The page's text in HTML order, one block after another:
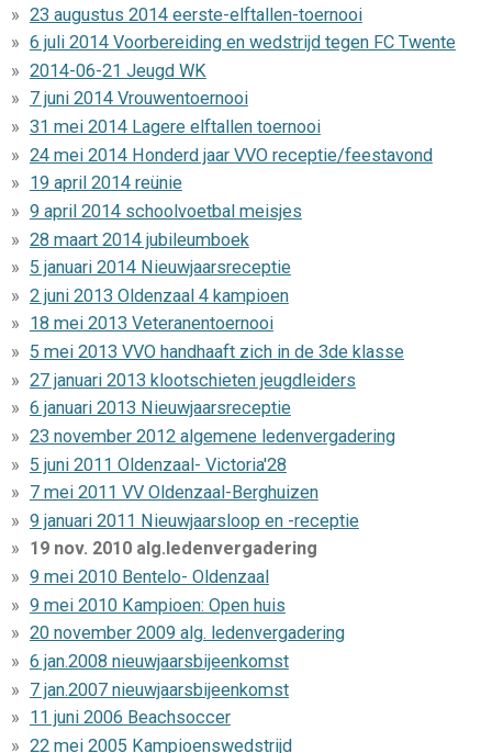
23 augustus 2014 eerste-elftallen-toernooi
6 juli 2014 Voorbereiding en wedstrijd tegen FC Twente
2014-06-21 Jeugd WK
7 juni 2014 Vrouwentoernooi
31 mei 2014 Lagere elftallen toernooi
24 mei 2014 Honderd jaar VVO receptie/feestavond
19 april 2014 reünie
9 april 2014 schoolvoetbal meisjes
28 maart 2014 jubileumboek
5 januari 2014 Nieuwjaarsreceptie
2 juni 2013 Oldenzaal 4 kampioen
18 mei 2013 Veteranentoernooi
5 mei 2013 VVO handhaaft zich in de 3de klasse
27 januari 2013 klootschieten jeugdleiders
6 januari 2013 Nieuwjaarsreceptie
23 november 2012 algemene ledenvergadering
5 juni 2011 Oldenzaal- Victoria'28
7 mei 2011 VV Oldenzaal-Berghuizen
9 januari 2011 Nieuwjaarsloop en -receptie
19 nov. 2010 alg.ledenvergadering
9 mei 2010 Bentelo- Oldenzaal
9 mei 2010 Kampioen: Open huis
20 november 2009 alg. ledenvergadering
6 jan.2008 nieuwjaarsbijeenkomst
7 jan.2007 nieuwjaarsbijeenkomst
11 juni 2006 Beachsoccer
22 mei 2005 Kampioenswedstrijd